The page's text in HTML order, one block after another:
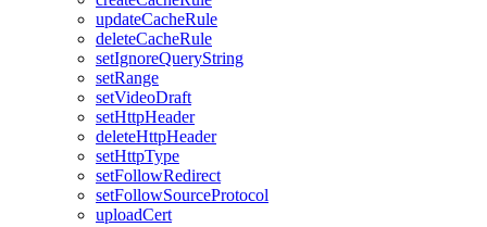
updateCacheRule
deleteCacheRule
setIgnoreQueryString
setRange
setVideoDraft
setHttpHeader
deleteHttpHeader
setHttpType
setFollowRedirect
setFollowSourceProtocol
uploadCert